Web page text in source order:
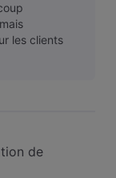
les clients
de